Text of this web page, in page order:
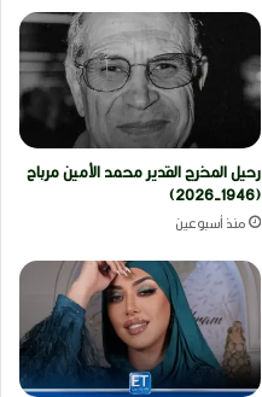
رحيل المخرج القدير محمد الأمين مرباح
(1946-2026)
منذ أسبوعين